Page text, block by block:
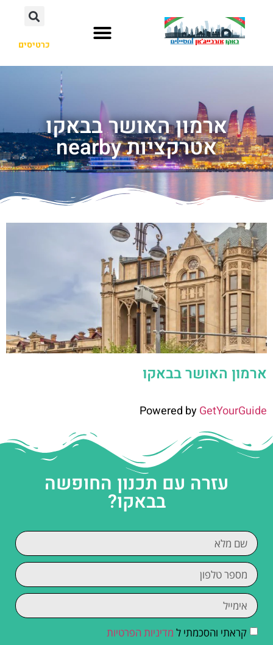
כרטיסים
ארמון האושר בבאקו
אטרקציות nearby
ארמון האושר בבאקו
Powered byGetYourGuide
עזרה עם תכנון החופשה
בבאקו?
קראתי והסכמתי ל מדיניות הפרטיות